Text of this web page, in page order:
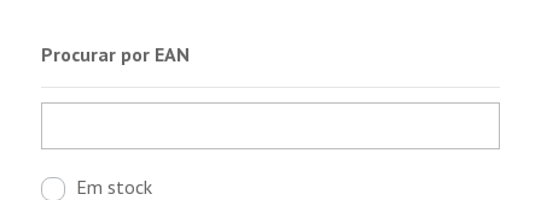
Procurar por EAN
Em stock